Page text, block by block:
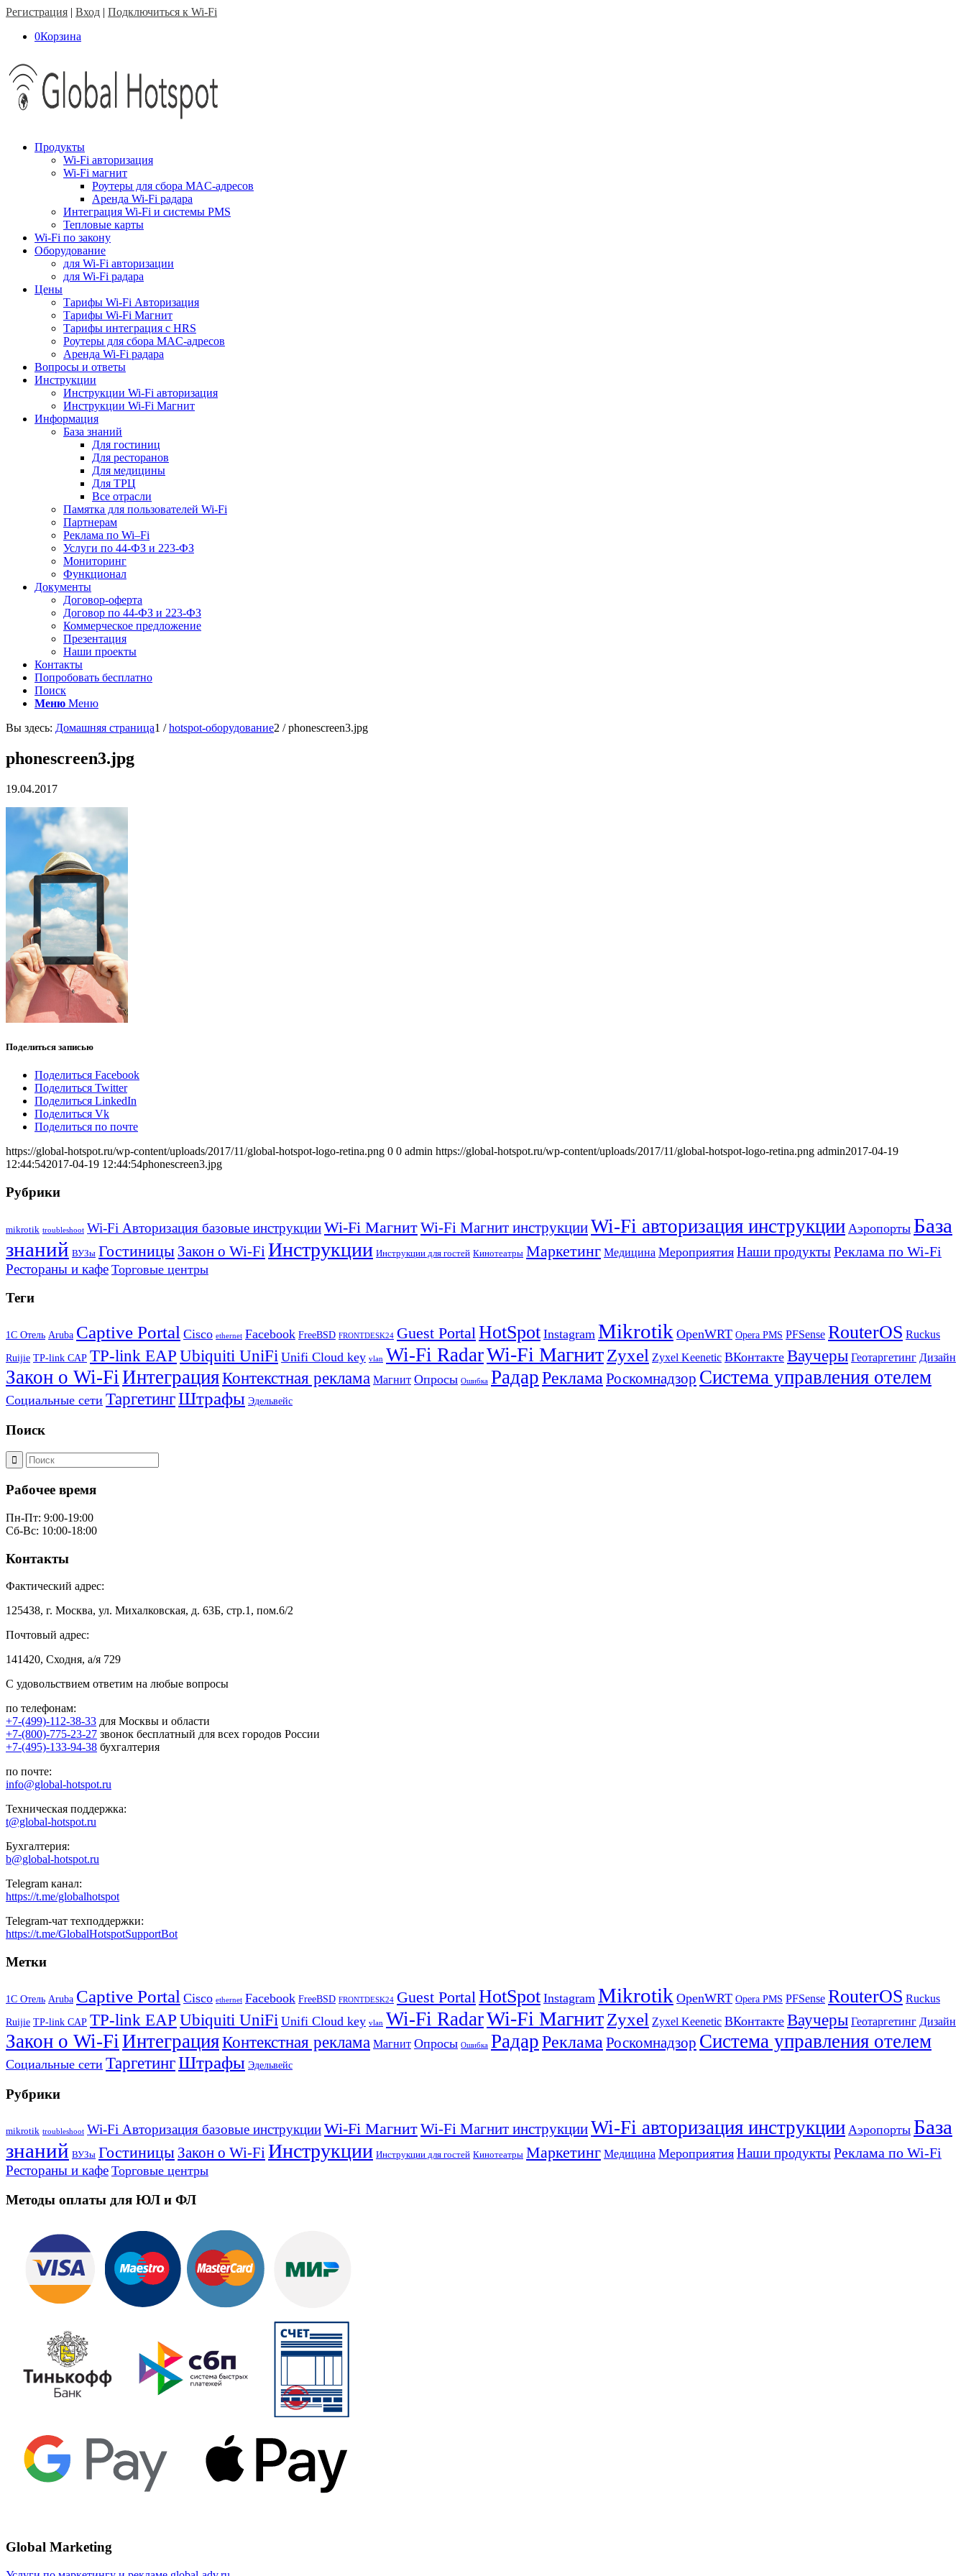
Регистрация | Вход | Подключиться к Wi-Fi
0Корзина
Продукты
Wi-Fi авторизация
Wi-Fi магнит
Роутеры для сбора MAC-адресов
Аренда Wi-Fi радара
Интеграция Wi-Fi и системы PMS
Тепловые карты
Wi-Fi по закону
Оборудование
для Wi-Fi авторизации
для Wi-Fi радара
Цены
Тарифы Wi-Fi Авторизация
Тарифы Wi-Fi Магнит
Тарифы интеграция с HRS
Роутеры для сбора MAC-адресов
Аренда Wi-Fi радара
Вопросы и ответы
Инструкции
Инструкции Wi-Fi авторизация
Инструкции Wi-Fi Магнит
Информация
База знаний
Для гостиниц
Для ресторанов
Для медицины
Для ТРЦ
Все отрасли
Памятка для пользователей Wi-Fi
Партнерам
Реклама по Wi–Fi
Услуги по 44-ФЗ и 223-ФЗ
Мониторинг
Функционал
Документы
Договор-оферта
Договор по 44-ФЗ и 223-ФЗ
Коммерческое предложение
Презентация
Наши проекты
Контакты
Попробовать бесплатно
Поиск
Меню Меню
Вы здесь: Домашняя страница1 / hotspot-оборудование2 / phonescreen3.jpg
phonescreen3.jpg
19.04.2017
Поделиться записью
Поделиться Facebook
Поделиться Twitter
Поделиться LinkedIn
Поделиться Vk
Поделиться по почте
https://global-hotspot.ru/wp-content/uploads/2017/11/global-hotspot-logo-retina.png 0 0 admin https://global-hotspot.ru/wp-content/uploads/2017/11/global-hotspot-logo-retina.png admin2017-04-19
12:44:542017-04-19 12:44:54phonescreen3.jpg
Рубрики
mikrotik troubleshoot Wi-Fi Авторизация базовые инструкцииWi-Fi МагнитWi-Fi Магнит инструкцииWi-Fi авторизация инструкции Аэропорты База
знаний ВУЗы Гостиницы Закон о Wi-Fi Инструкции Инструкции для гостей Кинотеатры Маркетинг Медицина Мероприятия Наши продуктыРеклама по Wi-Fi
Рестораны и кафе Торговые центры
Теги
1С Отель Aruba Captive Portal Cisco ethernet Facebook FreeBSD FRONTDESK24 Guest PortalHotSpot Instagram Mikrotik OpenWRT Opera PMS PFSense RouterOS Ruckus
Ruijie TP-link CAP TP-link EAP Ubiquiti UniFi Unifi Cloud key vlan Wi-Fi RadarWi-Fi МагнитZyxel Zyxel Keenetic ВКонтакте Ваучеры Геотаргетинг Дизайн
Закон о Wi-FiИнтеграцияКонтекстная реклама Магнит Опросы Ошибка РадарРеклама Роскомнадзор Система управления отелем
Социальные сети ТаргетингШтрафы Эдельвейс
Поиск
Рабочее время
Пн-Пт: 9:00-19:00
Сб-Вс: 10:00-18:00
Контакты
Фактический адрес:
125438, г. Москва, ул. Михалковская, д. 63Б, стр.1, пом.6/2
Почтовый адрес:
141420, Сходня, а/я 729
С удовольствием ответим на любые вопросы
по телефонам:
+7-(499)-112-38-33 для Москвы и области
+7-(800)-775-23-27 звонок бесплатный для всех городов России
+7-(495)-133-94-38 бухгалтерия
по почте:
info@global-hotspot.ru
Техническая поддержка:
t@global-hotspot.ru
Бухгалтерия:
b@global-hotspot.ru
Telegram канал:
https://t.me/globalhotspot
Telegram-чат техподдержки:
https://t.me/GlobalHotspotSupportBot
Метки
1С Отель Aruba Captive Portal Cisco ethernet Facebook FreeBSD FRONTDESK24 Guest Portal HotSpot Instagram Mikrotik OpenWRT Opera PMS PFSense RouterOS Ruckus
Ruijie TP-link CAP TP-link EAP Ubiquiti UniFi Unifi Cloud key vlan Wi-Fi RadarWi-Fi МагнитZyxel Zyxel Keenetic ВКонтакте Ваучеры Геотаргетинг Дизайн
Закон о Wi-Fi ИнтеграцияКонтекстная реклама Магнит Опросы Ошибка РадарРеклама Роскомнадзор Система управления отелем
Социальные сети ТаргетингШтрафы Эдельвейс
Рубрики
mikrotik troubleshoot Wi-Fi Авторизация базовые инструкцииWi-Fi МагнитWi-Fi Магнит инструкцииWi-Fi авторизация инструкции Аэропорты База
знаний ВУЗы Гостиницы Закон о Wi-FiИнструкции Инструкции для гостей Кинотеатры Маркетинг Медицина Мероприятия Наши продуктыРеклама по Wi-Fi
Рестораны и кафе Торговые центры
Методы оплаты для ЮЛ и ФЛ
Global Marketing